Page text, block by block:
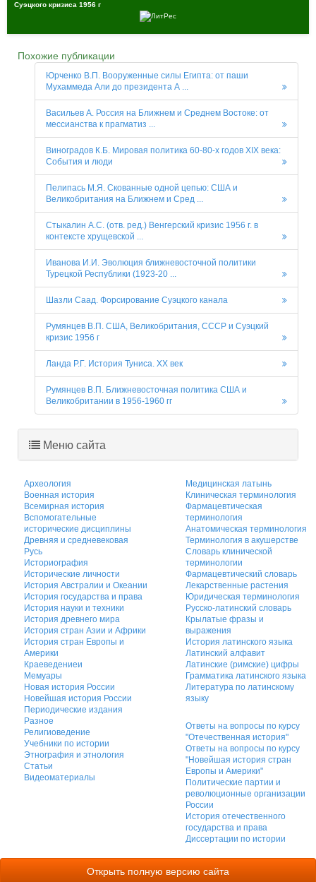
Суэцкого кризиса 1956 г
Похожие публикации
Юрченко В.П. Вооруженные силы Египта: от паши
Мухаммеда Али до президента А ...
Васильев А. Россия на Ближнем и Среднем Востоке: от
мессианства к прагматиз ...
Виноградов К.Б. Мировая политика 60-80-х годов XIX века:
События и люди
Пелипась М.Я. Скованные одной цепью: США и
Великобритания на Ближнем и Сред ...
Стыкалин А.С. (отв. ред.) Венгерский кризис 1956 г. в
контексте хрущевской ...
Иванова И.И. Эволюция ближневосточной политики
Турецкой Республики (1923-20 ...
Шазли Саад. Форсирование Суэцкого канала
Румянцев В.П. США, Великобритания, СССР и Суэцкий
кризис 1956 г
Ланда Р.Г. История Туниса. ХХ век
Румянцев В.П. Ближневосточная политика США и
Великобритании в 1956-1960 гг
Меню сайта
Археология
Военная история
Всемирная история
Вспомогательные
исторические дисциплины
Древняя и средневековая
Русь
Историография
Исторические личности
История Австралии и Океании
История государства и права
История науки и техники
История древнего мира
История стран Азии и Африки
История стран Европы и
Америки
Краеведениеи
Мемуары
Новая история России
Новейшая история России
Периодические издания
Разное
Религиоведение
Учебники по истории
Этнография и этнология
Статьи
Видеоматериалы
Медицинская латынь
Клиническая терминология
Фармацевтическая
терминология
Анатомическая терминология
Терминология в акушерстве
Словарь клинической
терминологии
Фармацевтический словарь
Лекарственные растения
Юридическая терминология
Русско-латинский словарь
Крылатые фразы и
выражения
История латинского языка
Латинский алфавит
Латинские (римские) цифры
Грамматика латинского языка
Литература по латинскому
языку
Ответы на вопросы по курсу
"Отечественная история"
Ответы на вопросы по курсу
"Новейшая история стран
Европы и Америки"
Политические партии и
революционные организации
России
История отечественного
государства и права
Диссертации по истории
Открыть полную версию сайта